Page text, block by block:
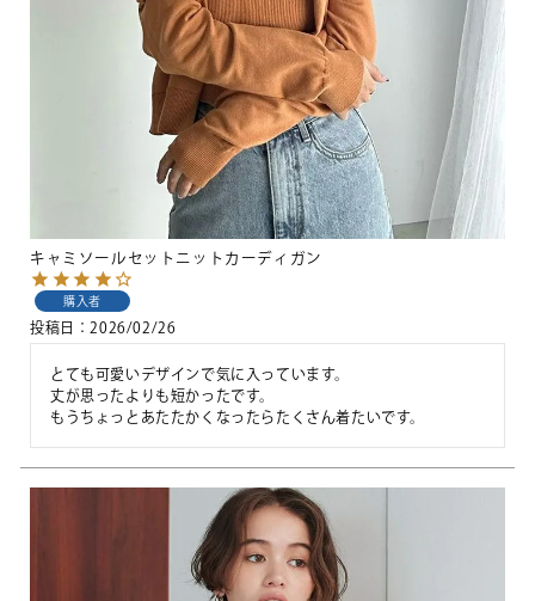
キャミソールセットニットカーディガン
購入者
投稿日 2026/02/26
とても可愛いデザインで気に入っています。
丈が思ったよりも短かったです。
もうちょっとあたたかくなったらたくさん着たいです。